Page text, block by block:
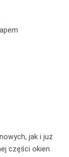
jak i już
części okien